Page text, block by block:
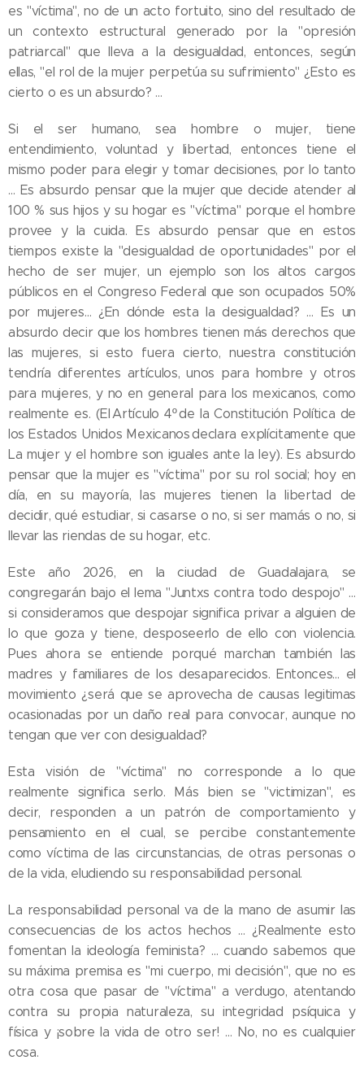
es "víctima", no de un acto fortuito, sino del resultado de
un contexto estructural generado por la "opresión
patriarcal" que lleva a la desigualdad, entonces, según
ellas, "el rol de la mujer perpetúa su sufrimiento" ¿Esto es
cierto o es un absurdo? …
Si el ser humano, sea hombre o mujer, tiene
entendimiento, voluntad y libertad, entonces tiene el
mismo poder para elegir y tomar decisiones, por lo tanto
… Es absurdo pensar que la mujer que decide atender al
100 % sus hijos y su hogar es "víctima" porque el hombre
provee y la cuida. Es absurdo pensar que en estos
tiempos existe la "desigualdad de oportunidades" por el
hecho de ser mujer, un ejemplo son los altos cargos
públicos en el Congreso Federal que son ocupados 50%
por mujeres… ¿En dónde esta la desigualdad? … Es un
absurdo decir que los hombres tienen más derechos que
las mujeres, si esto fuera cierto, nuestra constitución
tendría diferentes artículos, unos para hombre y otros
para mujeres, y no en general para los mexicanos, como
realmente es. (El Artículo 4º de la Constitución Política de
los Estados Unidos Mexicanos declara explícitamente que
La mujer y el hombre son iguales ante la ley). Es absurdo
pensar que la mujer es "víctima" por su rol social; hoy en
día, en su mayoría, las mujeres tienen la libertad de
decidir, qué estudiar, si casarse o no, si ser mamás o no, si
llevar las riendas de su hogar, etc.
Este año 2026, en la ciudad de Guadalajara, se
congregarán bajo el lema "Juntxs contra todo despojo" …
si consideramos que despojar significa privar a alguien de
lo que goza y tiene, desposeerlo de ello con violencia.
Pues ahora se entiende porqué marchan también las
madres y familiares de los desaparecidos. Entonces… el
movimiento ¿será que se aprovecha de causas legitimas
ocasionadas por un daño real para convocar, aunque no
tengan que ver con desigualdad?
Esta visión de "víctima" no corresponde a lo que
realmente significa serlo. Más bien se "victimizan", es
decir, responden a un patrón de comportamiento y
pensamiento en el cual, se percibe constantemente
como víctima de las circunstancias, de otras personas o
de la vida, eludiendo su responsabilidad personal.
La responsabilidad personal va de la mano de asumir las
consecuencias de los actos hechos … ¿Realmente esto
fomentan la ideología feminista? … cuando sabemos que
su máxima premisa es "mi cuerpo, mi decisión", que no es
otra cosa que pasar de "víctima" a verdugo, atentando
contra su propia naturaleza, su integridad psíquica y
física y ¡sobre la vida de otro ser! … No, no es cualquier
cosa.